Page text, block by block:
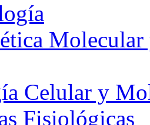
Celular y
Fisiológicas